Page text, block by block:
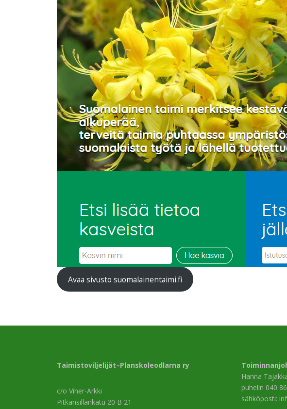
Avaa sivusto suomalainentaimi.fi
Taimistoviljelijät–Planskoleodlarna ry
c/o Viher-Arkki
Pitkänsillankatu 20 B 21
Hanna
puhelin 040
sähköposti: